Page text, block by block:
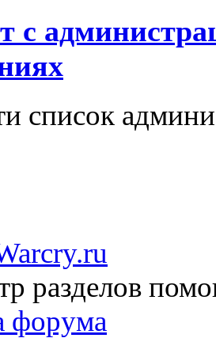
с
список
разделов
форума